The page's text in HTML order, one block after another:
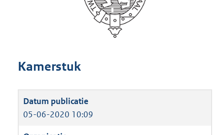
Kamerstuk
05-06-2020 10:09